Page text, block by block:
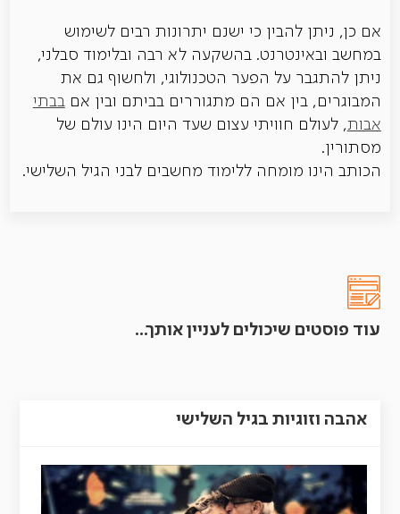
אם כן, ניתן להבין כי ישנם יתרונות רבים לשימוש
במחשב ובאינטרנט. בהשקעה לא רבה ובלימוד סבלני,
ניתן להתגבר על הפער הטכנולוגי, ולחשוף גם את
המבוגרים, בין אם הם מתגוררים בביתם ובין אםבבתי
אבות, לעולם חוויתי עצום שעד היום הינו עולם של
מסתורין.
הכותב הינו מומחה ללימוד מחשבים לבני הגיל השלישי.
עוד פוסטים שיכולים לעניין אותך...
אהבה וזוגיות בגיל השלישי